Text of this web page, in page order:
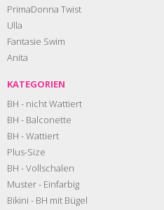
PrimaDonna Twist
Ulla
Fantasie Swim
Anita
KATEGORIEN
BH - nicht Wattiert
BH - Balconette
BH - Wattiert
Plus-Size
BH - Vollschalen
Muster - Einfarbig
Bikini - BH mit Bügel